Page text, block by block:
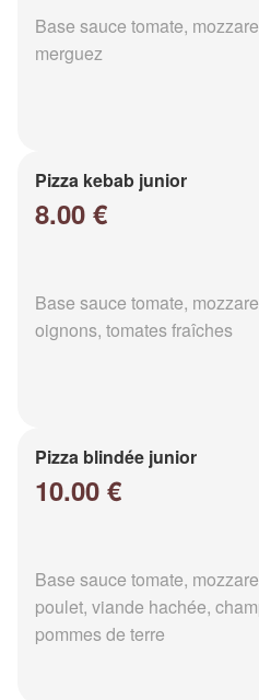
Base sauce tomate,
merguez
Pizza kebab junior
8.00 €
Base sauce tomate,
oignons, tomates fraîches
Pizza blindée junior
10.00 €
Base sauce tomate,
poulet, viande hachée,
pommes de terre